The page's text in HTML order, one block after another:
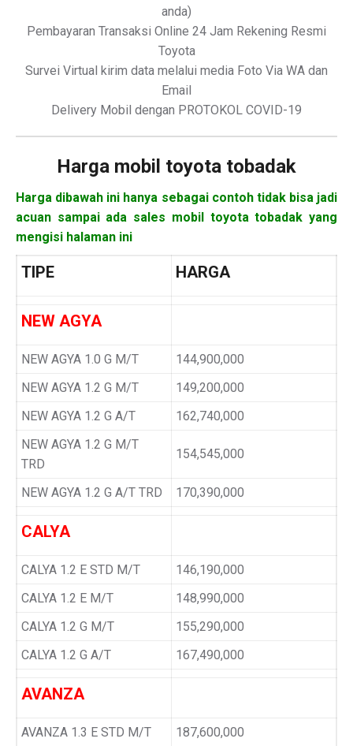
anda)
Pembayaran Transaksi Online 24 Jam Rekening Resmi
Toyota
Survei Virtual kirim data melalui media Foto Via WA dan
Email
Delivery Mobil dengan PROTOKOL COVID-19
Harga mobil toyota tobadak
Harga dibawah ini hanya sebagai contoh tidak bisa jadi
acuan sampai ada sales mobil toyota tobadak yang
mengisi halaman ini
TIPE HARGA
NEW AGYA
NEW AGYA 1.0 G M/T
144,900,000
NEW AGYA 1.2 G M/T
149,200,000
NEW AGYA 1.2 G A/T
162,740,000
NEW AGYA 1.2 G M/T
TRD
154,545,000
NEW AGYA 1.2 G A/T TRD 170,390,000
CALYA
CALYA 1.2 E STD M/T
146,190,000
CALYA 1.2 E M/T
148,990,000
CALYA 1.2 G M/T
155,290,000
CALYA 1.2 G A/T
167,490,000
AVANZA
AVANZA 1.3 E STD M/T 187,600,000